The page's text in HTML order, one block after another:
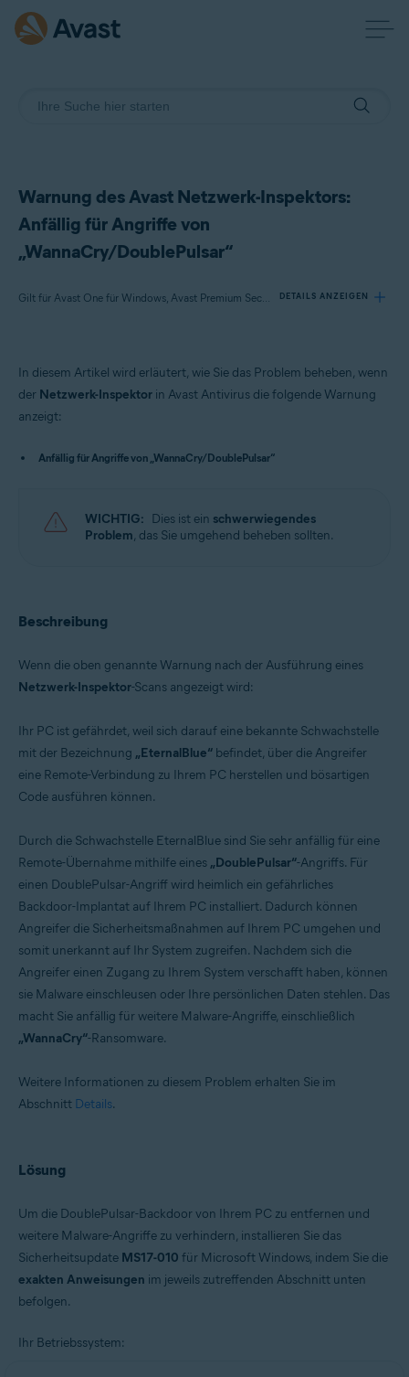
Warnung des Avast Netzwerk-Inspektors:
Anfällig für Angriffe von
„WannaCry/DoublePulsar“
Gilt für Avast One für Windows, Avast Premium Security für Windows, Avast Free Antivirus für Windows DETAILS ANZEIGEN
Produkte:
Avast One 22.x für Windows
Avast Free Antivirus 22.x für Windows
Betriebssysteme:
Microsoft Windows 8.x / Pro / Enterprise - 32 / 64-Bit
Microsoft Windows 8 Home/Pro/Enterprise/Education – 32-/64-Bit
In diesem Artikel wird erläutert, wie Sie das Problem beheben, wenn
der Netzwerk-Inspektor in Avast Antivirus die folgende Warnung
anzeigt:
Anfällig für Angriffe von „WannaCry/DoublePulsar“
WICHTIG: Dies ist ein schwerwiegendes
Problem, das Sie umgehend beheben sollten.
Beschreibung
Wenn die oben genannte Warnung nach der Ausführung eines
Netzwerk-Inspektor-Scans angezeigt wird:
Ihr PC ist gefährdet, weil sich darauf eine bekannte Schwachstelle
mit der Bezeichnung „EternalBlue“ befindet, über die Angreifer
eine Remote-Verbindung zu Ihrem PC herstellen und bösartigen
Code ausführen können.
Durch die Schwachstelle EternalBlue sind Sie sehr anfällig für eine
Remote-Übernahme mithilfe eines „DoublePulsar“-Angriffs. Für
einen DoublePulsar-Angriff wird heimlich ein gefährliches
Backdoor-Implantat auf Ihrem PC installiert. Dadurch können
Angreifer die Sicherheitsmaßnahmen auf Ihrem PC umgehen und
somit unerkannt auf Ihr System zugreifen. Nachdem sich die
Angreifer einen Zugang zu Ihrem System verschafft haben, können
sie Malware einschleusen oder Ihre persönlichen Daten stehlen. Das
macht Sie anfällig für weitere Malware-Angriffe, einschließlich
„WannaCry“-Ransomware.
Weitere Informationen zu diesem Problem erhalten Sie im
Abschnitt Details.
Lösung
Um die DoublePulsar-Backdoor von Ihrem PC zu entfernen und
weitere Malware-Angriffe zu verhindern, installieren Sie das
Sicherheitsupdate MS17-010 für Microsoft Windows, indem Sie die
exakten Anweisungen im jeweils zutreffenden Abschnitt unten
befolgen.
Ihr Betriebssystem: